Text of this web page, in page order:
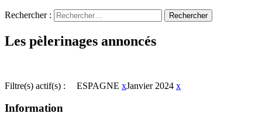
Rechercher :
Les pèlerinages annoncés
Filtre(s) actif(s) : ESPAGNE xJanvier 2024 x
Information